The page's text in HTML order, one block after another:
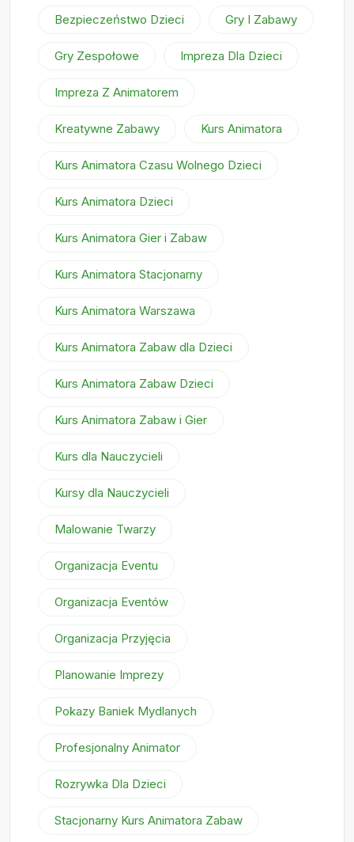
Bezpieczeństwo Dzieci Gry I Zabawy
Gry Zespołowe Impreza Dla Dzieci
Impreza Z Animatorem
Kreatywne Zabawy Kurs Animatora
Kurs Animatora Czasu Wolnego Dzieci
Kurs Animatora Dzieci
Kurs Animatora Gier i Zabaw
Kurs Animatora Stacjonarny
Kurs Animatora Warszawa
Kurs Animatora Zabaw dla Dzieci
Kurs Animatora Zabaw Dzieci
Kurs Animatora Zabaw i Gier
Kurs dla Nauczycieli
Kursy dla Nauczycieli
Malowanie Twarzy
Organizacja Eventu
Organizacja Eventów
Organizacja Przyjęcia
Planowanie Imprezy
Pokazy Baniek Mydlanych
Profesjonalny Animator
Rozrywka Dla Dzieci
Stacjonarny Kurs Animatora Zabaw